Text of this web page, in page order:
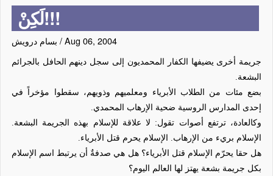
لَكِنْ!!!
بسام درويش /Aug 06, 2004
جريمة أخرى يضيفها الكفار المحمديون إلى سجل دينهم الحافل بالجرائم
البشعة.
بضع مئات من الطلاب الأبرياء ومعلميهم وذويهم، سقطوا مؤخراً في
إحدى المدارس الروسية ضحية الإرهاب المحمدي.
وكالعادة، ترتفع أصوات تقول: لا علاقة للإسلام بهذه الجريمة البشعة.
الإسلام بريء من الإرهاب. الإسلام يحرم قتل الأبرياء.
هل حقا يحرّم الإسلام قتل الأبرياء؟ هل هي صدفةٌ أن يرتبط اسم الإسلام
بكل جريمة بشعة يهتز لها العالم اليوم؟